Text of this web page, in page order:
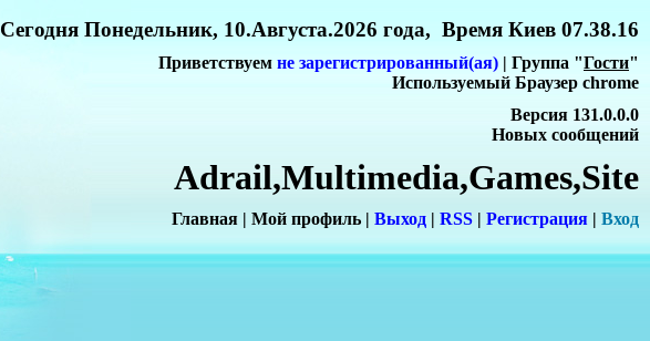
Сегодня Понедельник, 10.Августа.2026 года, Время Киев 07.38.16
Приветствуем не зарегистрированный(ая) | Группа "Гости"
Используемый Браузер chrome
Версия 131.0.0.0
Новых сообщений
Adrail,Multimedia,Games,Site
Главная | Мой профиль | Выход | RSS | Регистрация | Вход